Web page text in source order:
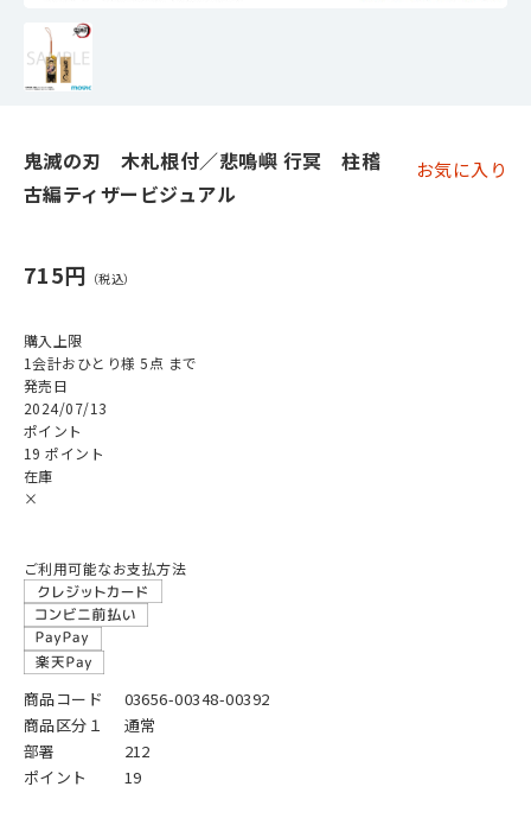
鬼滅の刃 木札根付／悲鳴嶼 行冥 柱稽
古編ティザービジュアル
お気に入り
715円
購入上限
1会計おひとり様 5点 まで
発売日
2024/07/13
ポイント
19 ポイント
在庫
×
ご利用可能なお支払方法
商品コード
03656-00348-00392
商品区分１
通常
部署
212
ポイント
19